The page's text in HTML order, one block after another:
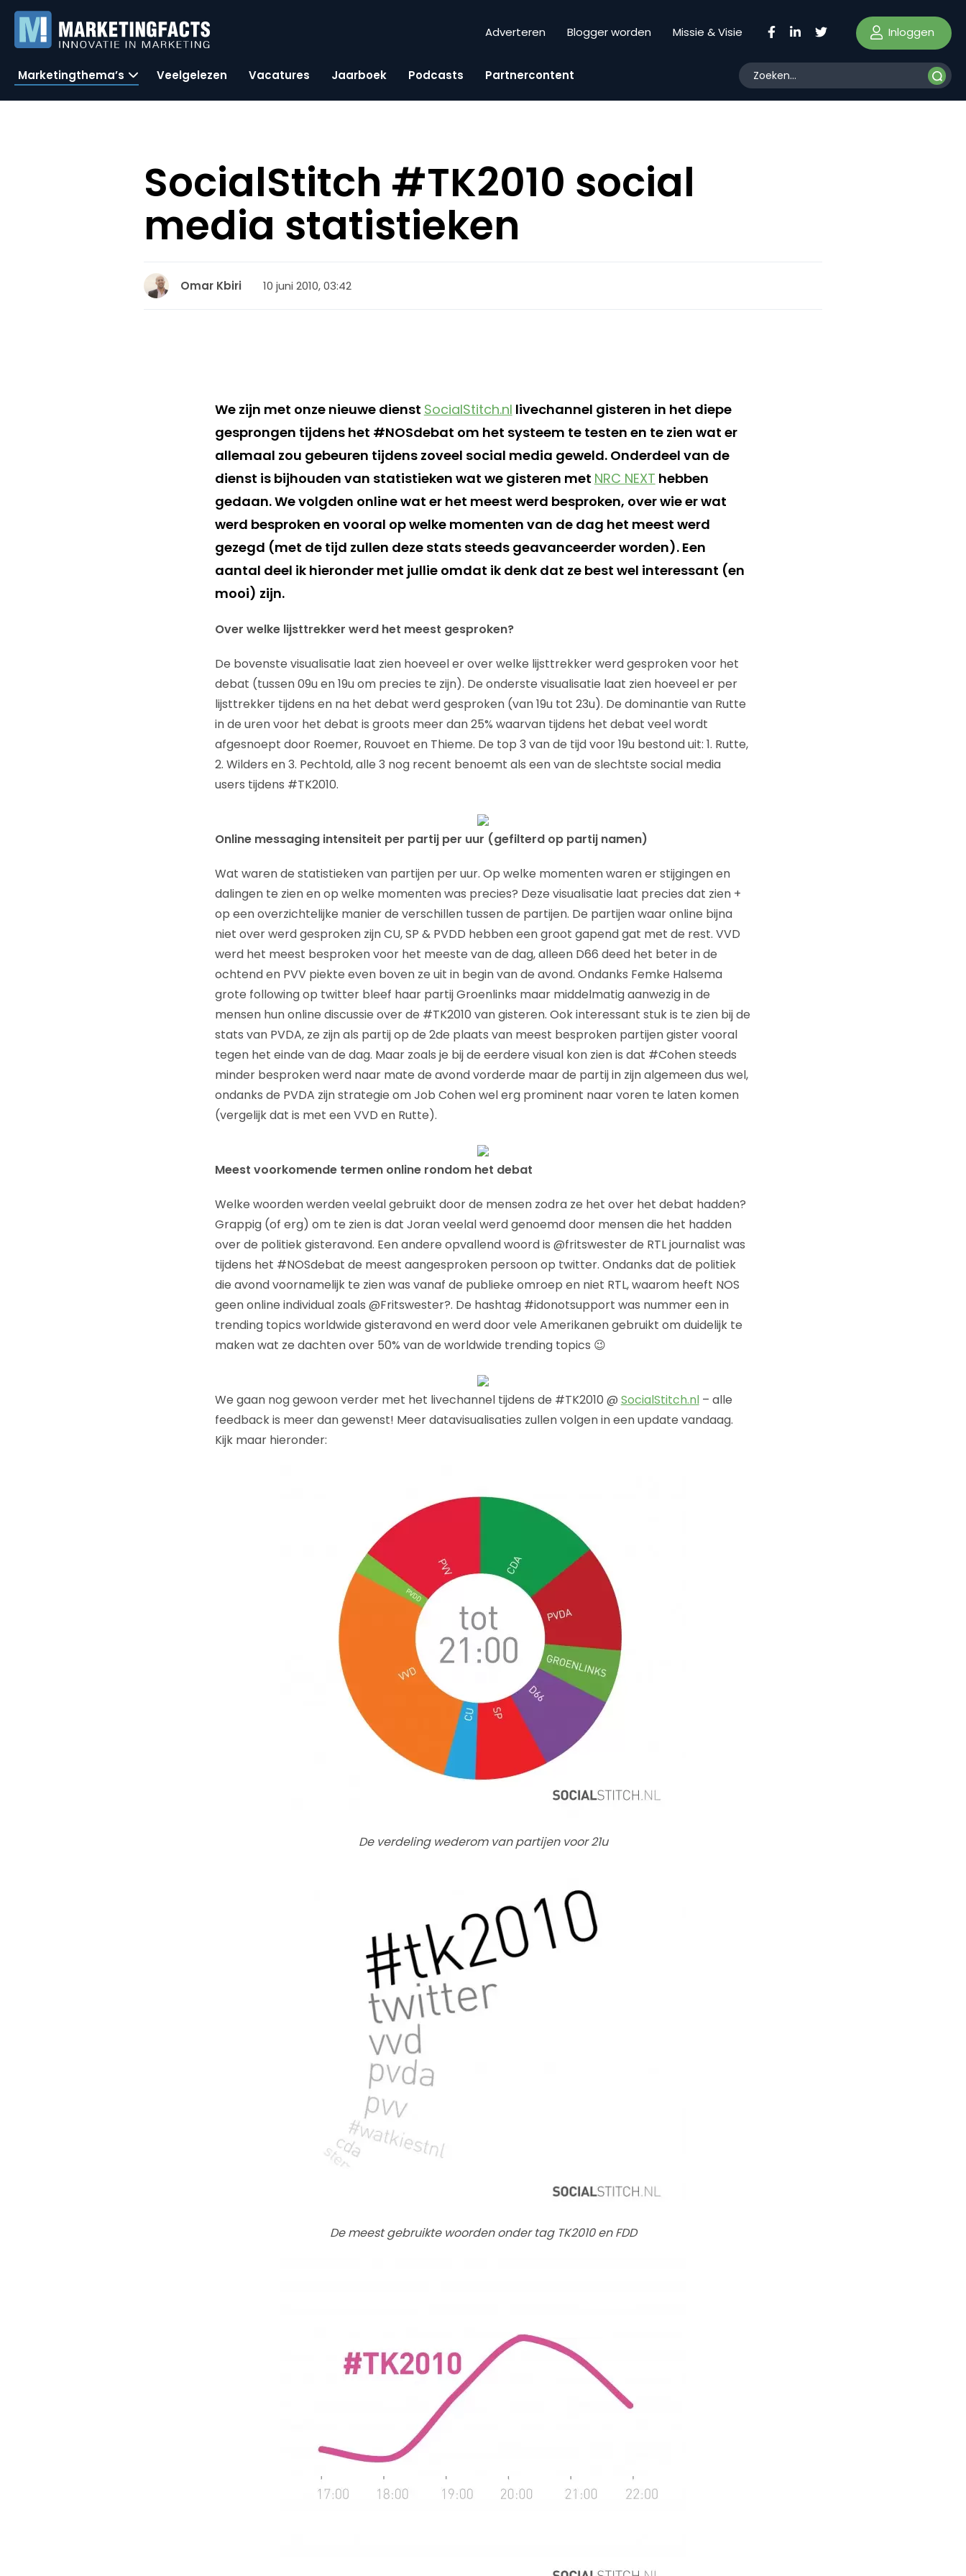
Adverteren Blogger worden Missie & Visie Inloggen
Marketingthema’s Veelgelezen Vacatures Jaarboek Podcasts Partnercontent
SocialStitch #TK2010 social
media statistieken
Omar Kbiri 10 juni 2010, 03:42
We zijn met onze nieuwe dienst SocialStitch.nl livechannel gisteren in het diepe
gesprongen tijdens het #NOSdebat om het systeem te testen en te zien wat er
allemaal zou gebeuren tijdens zoveel social media geweld. Onderdeel van de
dienst is bijhouden van statistieken wat we gisteren met NRC NEXT hebben
gedaan. We volgden online wat er het meest werd besproken, over wie er wat
werd besproken en vooral op welke momenten van de dag het meest werd
gezegd (met de tijd zullen deze stats steeds geavanceerder worden). Een
aantal deel ik hieronder met jullie omdat ik denk dat ze best wel interessant (en
mooi) zijn.
Over welke lijsttrekker werd het meest gesproken?
De bovenste visualisatie laat zien hoeveel er over welke lijsttrekker werd gesproken voor het
debat (tussen 09u en 19u om precies te zijn). De onderste visualisatie laat zien hoeveel er per
lijsttrekker tijdens en na het debat werd gesproken (van 19u tot 23u). De dominantie van Rutte
in de uren voor het debat is groots meer dan 25% waarvan tijdens het debat veel wordt
afgesnoept door Roemer, Rouvoet en Thieme. De top 3 van de tijd voor 19u bestond uit: 1. Rutte,
2. Wilders en 3. Pechtold, alle 3 nog recent benoemt als een van de slechtste social media
users tijdens #TK2010.
Online messaging intensiteit per partij per uur (gefilterd op partij namen)
Wat waren de statistieken van partijen per uur. Op welke momenten waren er stijgingen en
dalingen te zien en op welke momenten was precies? Deze visualisatie laat precies dat zien +
op een overzichtelijke manier de verschillen tussen de partijen. De partijen waar online bijna
niet over werd gesproken zijn CU, SP & PVDD hebben een groot gapend gat met de rest. VVD
werd het meest besproken voor het meeste van de dag, alleen D66 deed het beter in de
ochtend en PVV piekte even boven ze uit in begin van de avond. Ondanks Femke Halsema
grote following op twitter bleef haar partij Groenlinks maar middelmatig aanwezig in de
mensen hun online discussie over de #TK2010 van gisteren. Ook interessant stuk is te zien bij de
stats van PVDA, ze zijn als partij op de 2de plaats van meest besproken partijen gister vooral
tegen het einde van de dag. Maar zoals je bij de eerdere visual kon zien is dat #Cohen steeds
minder besproken werd naar mate de avond vorderde maar de partij in zijn algemeen dus wel,
ondanks de PVDA zijn strategie om Job Cohen wel erg prominent naar voren te laten komen
(vergelijk dat is met een VVD en Rutte).
Meest voorkomende termen online rondom het debat
Welke woorden werden veelal gebruikt door de mensen zodra ze het over het debat hadden?
Grappig (of erg) om te zien is dat Joran veelal werd genoemd door mensen die het hadden
over de politiek gisteravond. Een andere opvallend woord is @fritswester de RTL journalist was
tijdens het #NOSdebat de meest aangesproken persoon op twitter. Ondanks dat de politiek
die avond voornamelijk te zien was vanaf de publieke omroep en niet RTL, waarom heeft NOS
geen online individual zoals @Fritswester?. De hashtag #idonotsupport was nummer een in
trending topics worldwide gisteravond en werd door vele Amerikanen gebruikt om duidelijk te
maken wat ze dachten over 50% van de worldwide trending topics 😉
We gaan nog gewoon verder met het livechannel tijdens de #TK2010 @ SocialStitch.nl– alle
feedback is meer dan gewenst! Meer datavisualisaties zullen volgen in een update vandaag.
Kijk maar hieronder:
De verdeling wederom van partijen voor 21u
De meest gebruikte woorden onder tag TK2010 en FDD